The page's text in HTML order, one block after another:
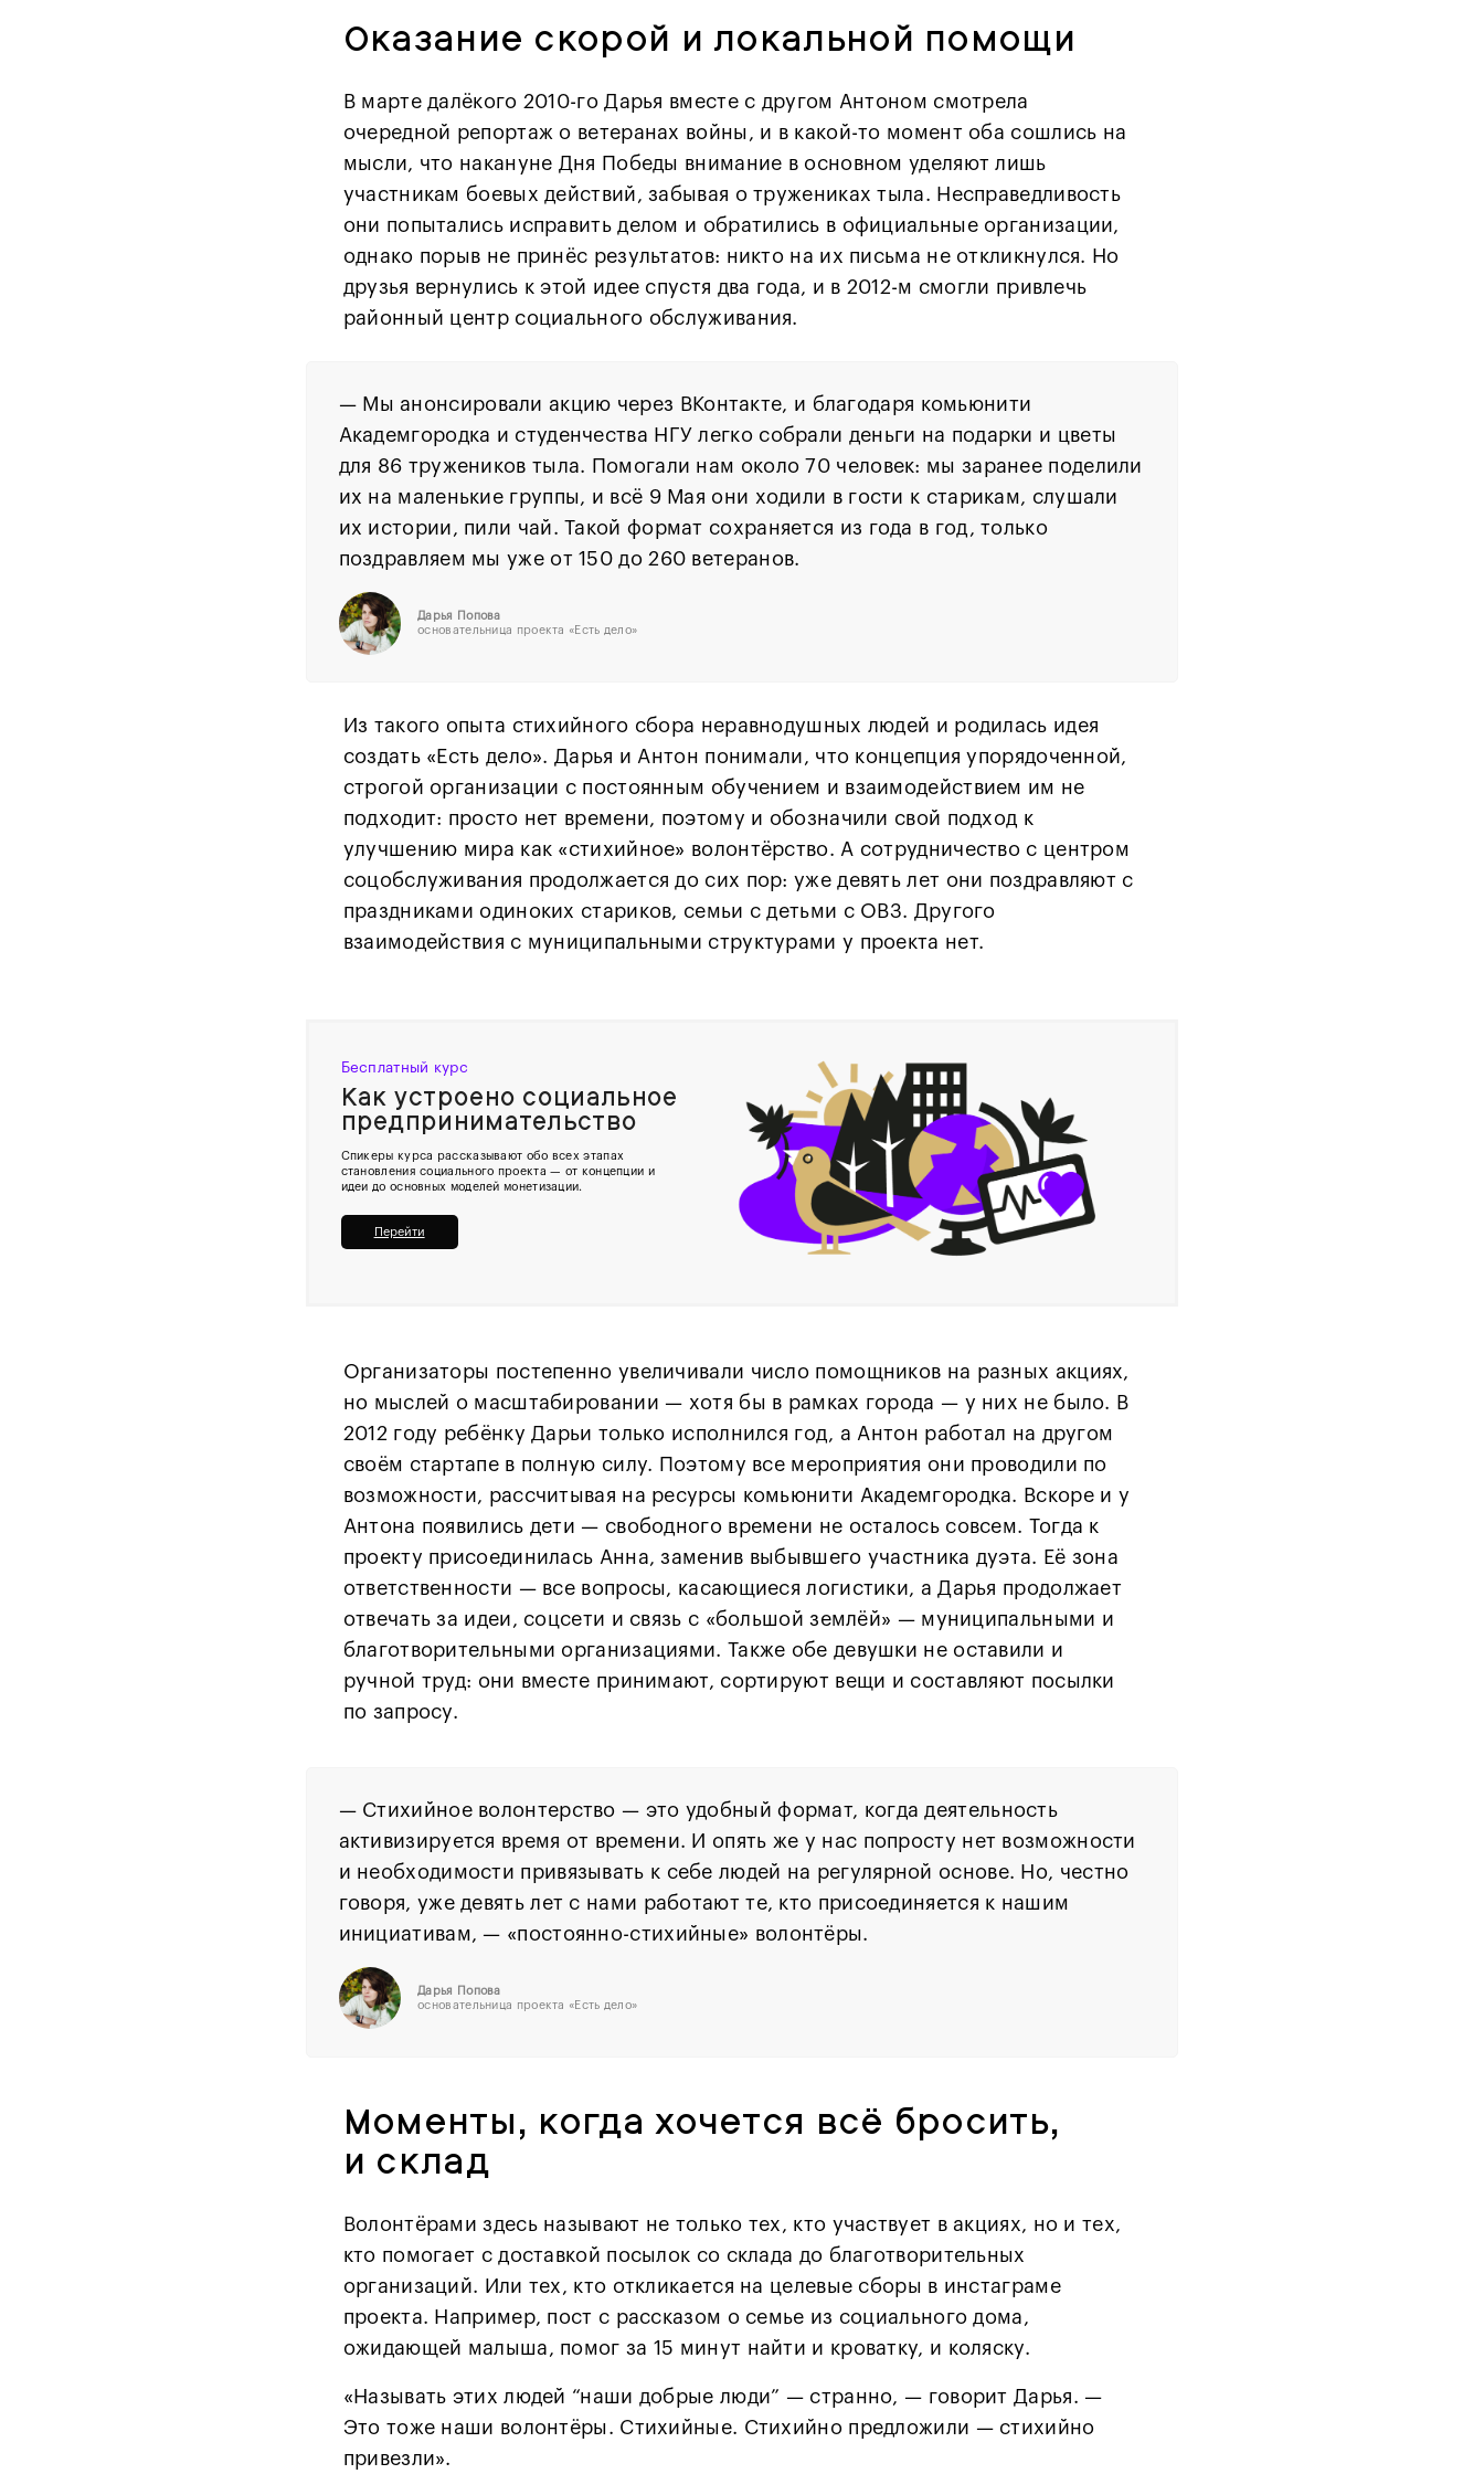
Оказание скорой и локальной помощи
В марте далёкого 2010-го Дарья вместе с другом Антоном смотрела
очередной репортаж о ветеранах войны, и в какой-то момент оба сошлись на
мысли, что накануне Дня Победы внимание в основном уделяют лишь
участникам боевых действий, забывая о тружениках тыла. Несправедливость
они попытались исправить делом и обратились в официальные организации,
однако порыв не принёс результатов: никто на их письма не откликнулся. Но
друзья вернулись к этой идее спустя два года, и в 2012-м смогли привлечь
районный центр социального обслуживания.
— Мы анонсировали акцию через ВКонтакте, и благодаря комьюнити
Академгородка и студенчества НГУ легко собрали деньги на подарки и цветы
для 86 тружеников тыла. Помогали нам около 70 человек: мы заранее поделили
их на маленькие группы, и всё 9 Мая они ходили в гости к старикам, слушали
их истории, пили чай. Такой формат сохраняется из года в год, только
поздравляем мы уже от 150 до 260 ветеранов.
Дарья Попова
основательница проекта «Есть дело»
Из такого опыта стихийного сбора неравнодушных людей и родилась идея
создать «Есть дело». Дарья и Антон понимали, что концепция упорядоченной,
строгой организации с постоянным обучением и взаимодействием им не
подходит: просто нет времени, поэтому и обозначили свой подход к
улучшению мира как «стихийное» волонтёрство. А сотрудничество с центром
соцобслуживания продолжается до сих пор: уже девять лет они поздравляют с
праздниками одиноких стариков, семьи с детьми с ОВЗ. Другого
взаимодействия с муниципальными структурами у проекта нет.
Бесплатный курс
Как устроено социальное
предпри­ни­ма­тельство
Спикеры курса рассказывают обо всех этапах
становления социального проекта — от концепции и
идеи до основных моделей монетизации.
Перейти
Организаторы постепенно увеличивали число помощников на разных акциях,
но мыслей о масштабировании — хотя бы в рамках города — у них не было. В
2012 году ребёнку Дарьи только исполнился год, а Антон работал на другом
своём стартапе в полную силу. Поэтому все мероприятия они проводили по
возможности, рассчитывая на ресурсы комьюнити Академгородка. Вскоре и у
Антона появились дети — свободного времени не осталось совсем. Тогда к
проекту присоединилась Анна, заменив выбывшего участника дуэта. Её зона
ответственности — все вопросы, касающиеся логистики, а Дарья продолжает
отвечать за идеи, соцсети и связь с «большой землёй» — муниципальными и
благотворительными организациями. Также обе девушки не оставили и
ручной труд: они вместе принимают, сортируют вещи и составляют посылки
по запросу.
— Стихийное волонтерство — это удобный формат, когда деятельность
активизируется время от времени. И опять же у нас попросту нет возможности
и необходимости привязывать к себе людей на регулярной основе. Но, честно
говоря, уже девять лет с нами работают те, кто присоединяется к нашим
инициативам, — «постоянно-стихийные» волонтёры.
Дарья Попова
основательница проекта «Есть дело»
Моменты, когда хочется всё бросить,
и склад
Волонтёрами здесь называют не только тех, кто участвует в акциях, но и тех,
кто помогает с доставкой посылок со склада до благотворительных
организаций. Или тех, кто откликается на целевые сборы в инстаграме
проекта. Например, пост с рассказом о семье из социального дома,
ожидающей малыша, помог за 15 минут найти и кроватку, и коляску.
«Называть этих людей “наши добрые люди” — странно, — говорит Дарья. —
Это тоже наши волонтёры. Стихийные. Стихийно предложили — стихийно
привезли».